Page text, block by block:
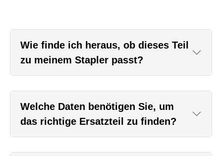
Wie finde ich heraus, ob dieses Teil
zu meinem Stapler passt?
Welche Daten benötigen Sie, um
das richtige Ersatzteil zu finden?